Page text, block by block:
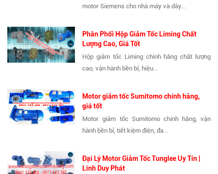
motor Siemens cho nhà máy và dây...
Phân Phối Hộp Giảm Tốc Liming Chất
Lượng Cao, Giá Tốt
Hộp giảm tốc Liming chính hãng chất lượng
cao, vận hành bền bỉ, hiệu...
Motor giảm tốc Sumitomo chính hãng,
giá tốt
Motor giảm tốc Sumitomo chính hãng, vận
hành bền bỉ, tiết kiệm điện, đa...
Đại Lý Motor Giảm Tốc Tunglee Uy Tín |
Linh Duy Phát